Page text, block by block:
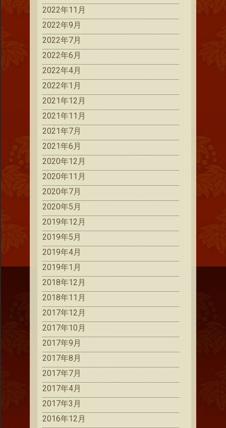
2022年11月
2022年9月
2022年7月
2022年6月
2022年4月
2022年1月
2021年12月
2021年11月
2021年7月
2021年6月
2020年12月
2020年11月
2020年7月
2020年5月
2019年12月
2019年5月
2019年4月
2019年1月
2018年12月
2018年11月
2017年12月
2017年10月
2017年9月
2017年8月
2017年7月
2017年4月
2017年3月
2016年12月